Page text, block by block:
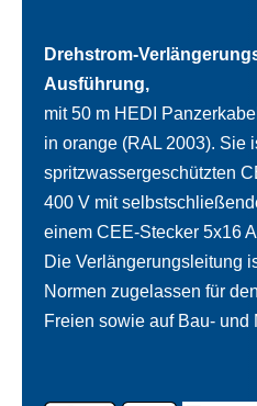
Drehstrom-
Ausführung,
mit 50 m HEDI
in orange (RAL 2003). Sie
spritzwassergeschützten
400 V mit
einem CEE-Stecker 5x16
Die Verlängerungsleitung
Normen zugelassen für
Freien sowie auf Bau- und